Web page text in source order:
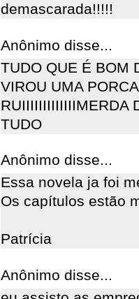
demascarada!!!!!
Anônimo disse...
TUDO QUE É BOM
VIROU UMA
RUIIIIIIIIIIIIIMERDA
TUDO
Anônimo disse...
Essa novela ja foi
Os capítulos estão
Patrícia
Anônimo disse...